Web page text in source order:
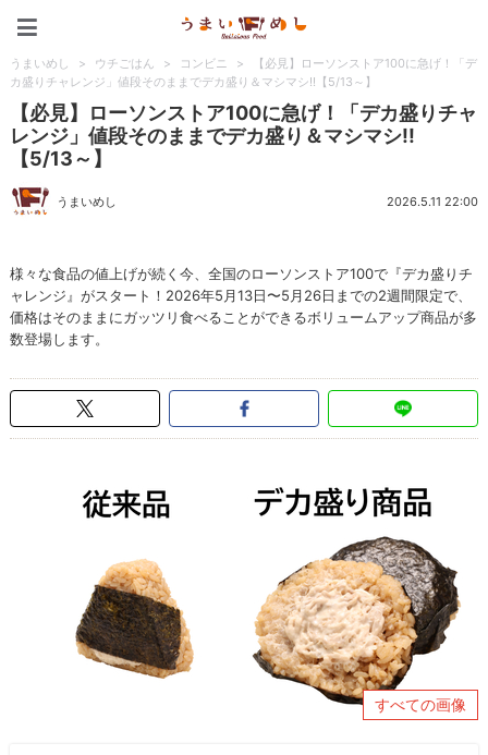
うまいめし > ウチごはん > コンビニ >
【必見】ローソンストア100に急げ！「デ
カ盛りチャレンジ」値段そのままでデカ盛り＆マシマシ!!【5/13～】
【必見】ローソンストア100に急げ！「デカ盛りチャ
レンジ」値段そのままでデカ盛り＆マシマシ!!
【5/13～】
うまいめし 2026.5.11 22:00
様々な食品の値上げが続く今、全国のローソンストア100で『デカ盛りチ
ャレンジ』がスタート！2026年5月13日〜5月26日までの2週間限定で、
価格はそのままにガッツリ食べることができるボリュームアップ商品が多
数登場します。
すべての画像